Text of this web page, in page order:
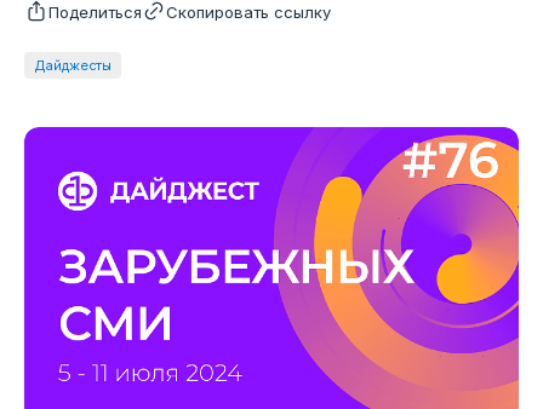
Дайджесты
Поделиться Скопировать ссылку